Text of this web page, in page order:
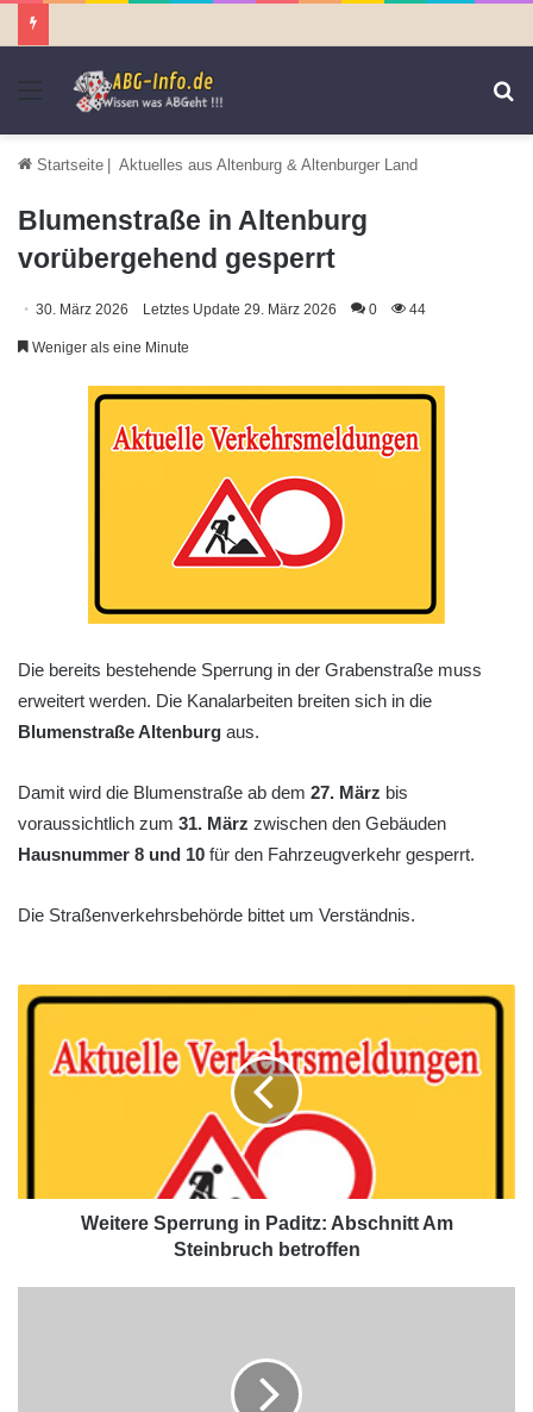
Menü
Startseite | Aktuelles aus Altenburg & Altenburger Land
Blumenstraße in Altenburg
vorübergehend gesperrt
30. März 2026 Letztes Update 29. März 2026 0 44
Weniger als eine Minute
Die bereits bestehende Sperrung in der Grabenstraße muss
erweitert werden. Die Kanalarbeiten breiten sich in die
Blumenstraße Altenburg aus.
Damit wird die Blumenstraße ab dem 27. März bis
voraussichtlich zum 31. März zwischen den Gebäuden
Hausnummer 8 und 10 für den Fahrzeugverkehr gesperrt.
Die Straßenverkehrsbehörde bittet um Verständnis.
Weitere Sperrung in Paditz: Abschnitt Am
Steinbruch betroffen